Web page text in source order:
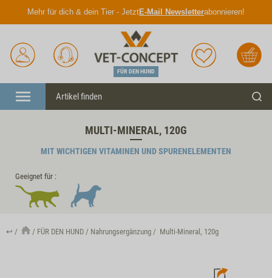
Mehr für dich & dein Tier - JetztE-Mail Newsletterabonnieren!
Anmelden
Unser
Service
FÜR DEN HUND
Merkliste Warenkorb
Menü
MULTI-MINERAL, 120G
MIT WICHTIGEN VITAMINEN UND SPURENELEMENTEN
Geeignet für :
↩ FÜR DEN HUND Nahrungsergänzung Multi-Mineral, 120g